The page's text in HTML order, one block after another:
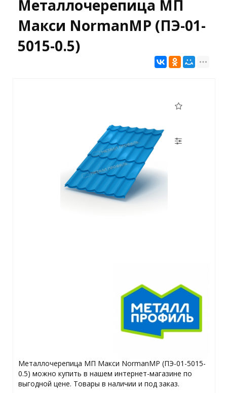
Металлочерепица МП
Макси NormanMP (ПЭ-01-
5015-0.5)
Металлочерепица МП Макси NormanMP (ПЭ-01-5015-
0.5) можно купить в нашем интернет-магазине по
выгодной цене. Товары в наличии и под заказ.